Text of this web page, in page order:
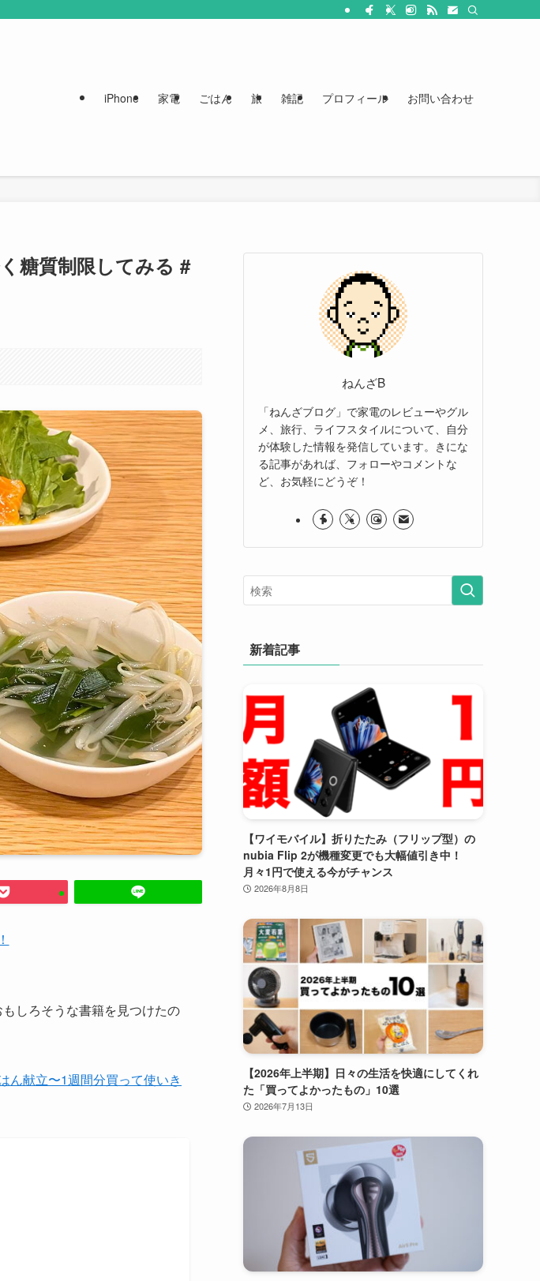
iPhone 家電 ごはん 旅 雑記 プロフィール お問い合わせ
糖質制限してみる #
しろそうな書籍を見つけたの
ん献立〜1週間分買って使いき
ねんざB
「ねんざブログ」で家電のレビューやグル
メ、旅行、ライフスタイルについて、自分
が体験した情報を発信しています。きにな
る記事があれば、フォローやコメントな
ど、お気軽にどうぞ！
新着記事
【ワイモバイル】折りたたみ（フリップ型）の
nubia Flip 2が機種変更でも大幅値引き中！
月々1円で使える今がチャンス
2026年8月8日
【2026年上半期】日々の生活を快適にしてくれ
た「買ってよかったもの」10選
2026年7月13日